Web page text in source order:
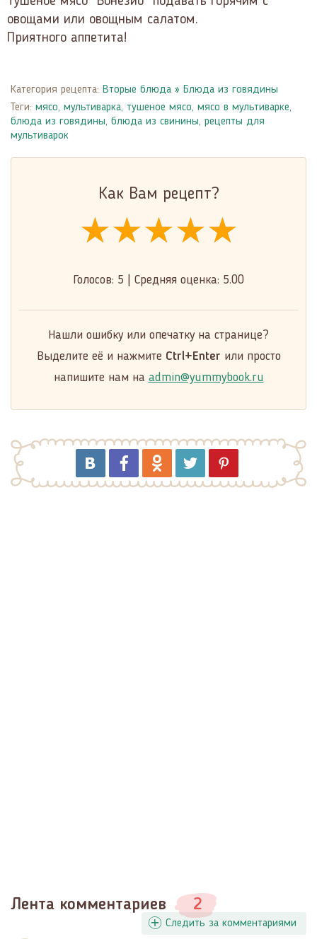
овощами или овощным салатом.
Приятного аппетита!
Категория рецепта: Вторые блюда » Блюда из говядины
Теги: мясо, мультиварка, тушеное мясо, мясо в мультиварке,
блюда из говядины, блюда из свинины, рецепты для
мультиварок
Как Вам рецепт?
★★★★★
★★★★★
★★★★★
Голосов: 5 Средняя оценка: 5.00
Нашли ошибку или опечатку на странице?
Выделите её и нажмите Ctrl+Enter или просто
напишите нам на admin@yummybook.ru
Лента комментариев 2
Следить за комментариями